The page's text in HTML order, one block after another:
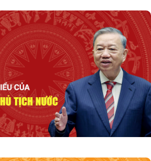
Minh Hưng tiếp Bộ trưởng
Malaysia
Thủ tướng Lê Minh Hưng tại
giao lần thứ 33
mạnh trong tư duy, nhận thức về
và đối ngoại nhân dân